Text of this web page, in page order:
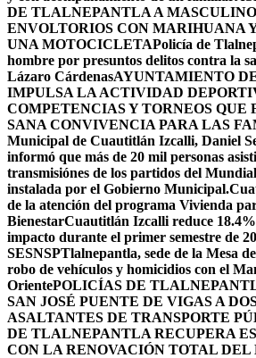
DE TLALNEPANTLA A MASCULINO
ENVOLTORIOS CON MARIHUANA
UNA MOTOCICLETAPolicía de
hombre por presuntos delitos contra la
Lázaro CárdenasAYUNTAMIENTO
IMPULSA LA ACTIVIDAD
COMPETENCIAS Y TORNEOS QUE
SANA CONVIVENCIA PARA LAS
Municipal de Cuautitlán Izcalli, Daniel
informó que más de 20 mil personas
transmisiónes de los partidos del
instalada por el Gobierno Municipal.
de la atención del programa Vivienda
BienestarCuautitlán Izcalli reduce
impacto durante el primer semestre de
SESNSPTlalnepantla, sede de la Mesa
robo de vehículos y homicidios con el
OrientePOLICÍAS DE
SAN JOSÉ PUENTE DE VIGAS A
ASALTANTES DE TRANSPORTE
DE TLALNEPANTLA RECUPERA
CON LA RENOVACIÓN TOTAL DEL